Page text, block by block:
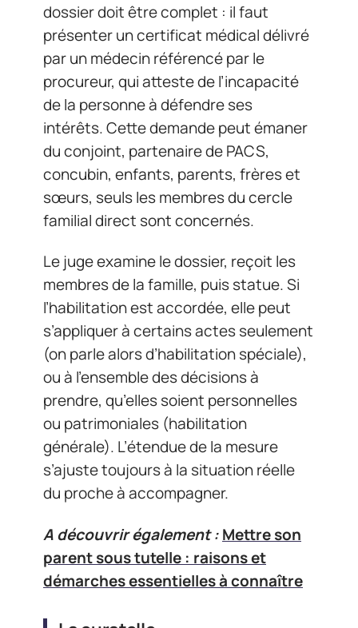
dossier doit être complet : il faut
présenter un certificat médical délivré
par un médecin référencé par le
procureur, qui atteste de l’incapacité
de la personne à défendre ses
intérêts. Cette demande peut émaner
du conjoint, partenaire de PACS,
concubin, enfants, parents, frères et
sœurs, seuls les membres du cercle
familial direct sont concernés.
Le juge examine le dossier, reçoit les
membres de la famille, puis statue. Si
l’habilitation est accordée, elle peut
s’appliquer à certains actes seulement
(on parle alors d’habilitation spéciale),
ou à l’ensemble des décisions à
prendre, qu’elles soient personnelles
ou patrimoniales (habilitation
générale). L’étendue de la mesure
s’ajuste toujours à la situation réelle
du proche à accompagner.
A découvrir également :Mettre son
parent sous tutelle : raisons et
démarches essentielles à connaître